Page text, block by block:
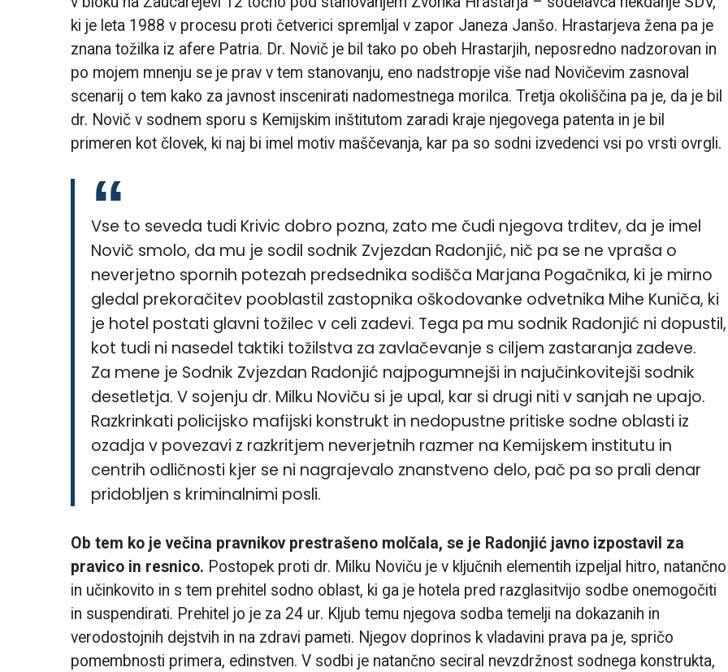
ki je leta 1988 v procesu proti četverici spremljal v zapor Janeza Janšo. Hrastarjeva žena pa je
znana tožilka iz afere Patria. Dr. Novič je bil tako po obeh Hrastarjih, neposredno nadzorovan in
po mojem mnenju se je prav v tem stanovanju, eno nadstropje više nad Novičevim zasnoval
scenarij o tem kako za javnost inscenirati nadomestnega morilca. Tretja okoliščina pa je, da je bil
dr. Novič v sodnem sporu s Kemijskim inštitutom zaradi kraje njegovega patenta in je bil
primeren kot človek, ki naj bi imel motiv maščevanja, kar pa so sodni izvedenci vsi po vrsti ovrgli.
Vse to seveda tudi Krivic dobro pozna, zato me čudi njegova trditev, da je imel
Novič smolo, da mu je sodil sodnik Zvjezdan Radonjić, nič pa se ne vpraša o
neverjetno spornih potezah predsednika sodišča Marjana Pogačnika, ki je mirno
gledal prekoračitev pooblastil zastopnika oškodovanke odvetnika Mihe Kuniča, ki
je hotel postati glavni tožilec v celi zadevi. Tega pa mu sodnik Radonjić ni dopustil,
kot tudi ni nasedel taktiki tožilstva za zavlačevanje s ciljem zastaranja zadeve.
Za mene je Sodnik Zvjezdan Radonjić najpogumnejši in najučinkovitejši sodnik
desetletja. V sojenju dr. Milku Noviču si je upal, kar si drugi niti v sanjah ne upajo.
Razkrinkati policijsko mafijski konstrukt in nedopustne pritiske sodne oblasti iz
ozadja v povezavi z razkritjem neverjetnih razmer na Kemijskem institutu in
centrih odličnosti kjer se ni nagrajevalo znanstveno delo, pač pa so prali denar
pridobljen s kriminalnimi posli.
Ob tem ko je večina pravnikov prestrašeno molčala, se je Radonjić javno izpostavil za
pravico in resnico. Postopek proti dr. Milku Noviču je v ključnih elementih izpeljal hitro, natančno
in učinkovito in s tem prehitel sodno oblast, ki ga je hotela pred razglasitvijo sodbe onemogočiti
in suspendirati. Prehitel jo je za 24 ur. Kljub temu njegova sodba temelji na dokazanih in
verodostojnih dejstvih in na zdravi pameti. Njegov doprinos k vladavini prava pa je, spričo
pomembnosti primera, edinstven. V sodbi je natančno seciral nevzdržnost sodnega konstrukta,